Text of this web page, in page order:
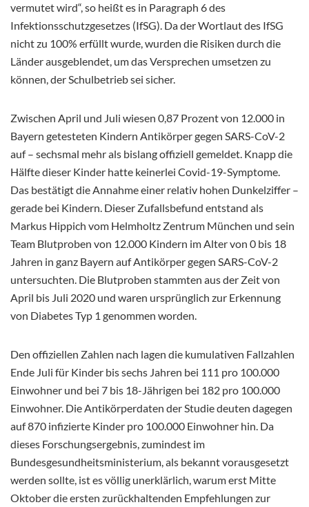
vermutet wird“, so heißt es in Paragraph 6 des
Infektionsschutzgesetzes (IfSG). Da der Wortlaut des IfSG
nicht zu 100% erfüllt wurde, wurden die Risiken durch die
Länder ausgeblendet, um das Versprechen umsetzen zu
können, der Schulbetrieb sei sicher.
Zwischen April und Juli wiesen 0,87 Prozent von 12.000 in
Bayern getesteten Kindern Antikörper gegen SARS-CoV-2
auf – sechsmal mehr als bislang offiziell gemeldet. Knapp die
Hälfte dieser Kinder hatte keinerlei Covid-19-Symptome.
Das bestätigt die Annahme einer relativ hohen Dunkelziffer –
gerade bei Kindern. Dieser Zufallsbefund entstand als
Markus Hippich vom Helmholtz Zentrum München und sein
Team Blutproben von 12.000 Kindern im Alter von 0 bis 18
Jahren in ganz Bayern auf Antikörper gegen SARS-CoV-2
untersuchten. Die Blutproben stammten aus der Zeit von
April bis Juli 2020 und waren ursprünglich zur Erkennung
von Diabetes Typ 1 genommen worden.
Den offiziellen Zahlen nach lagen die kumulativen Fallzahlen
Ende Juli für Kinder bis sechs Jahren bei 111 pro 100.000
Einwohner und bei 7 bis 18-Jährigen bei 182 pro 100.000
Einwohner. Die Antikörperdaten der Studie deuten dagegen
auf 870 infizierte Kinder pro 100.000 Einwohner hin. Da
dieses Forschungsergebnis, zumindest im
Bundesgesundheitsministerium, als bekannt vorausgesetzt
werden sollte, ist es völlig unerklärlich, warum erst Mitte
Oktober die ersten zurückhaltenden Empfehlungen zur